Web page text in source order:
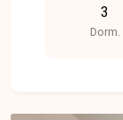
diversos
e qualidade
3
Dorm.